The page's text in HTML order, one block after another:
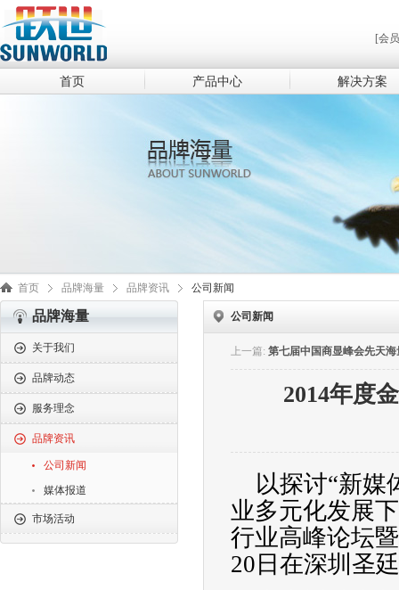
[会
首页 产品中心 解决方案
首页 品牌海量 品牌资讯 公司新闻
品牌海量
关于我们
品牌动态
服务理念
品牌资讯
公司新闻
媒体报道
市场活动
公司新闻
上一篇: 第七届中国商显峰会先天
2014年度
以探讨“新媒
业多元化发展
行业高峰论坛
20日在深圳圣